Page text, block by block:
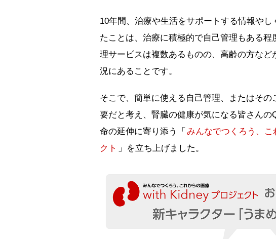
10年間、治療や生活をサポートする情報や
たことは、治療に積極的で自己管理もある
理サービスは複数あるものの、高齢の方な
況にあることです。
そこで、簡単に使える自己管理、またはそ
要だと考え、腎臓の健康が気になる皆さん
命の延伸に寄り添う「 みんなでつくろう、こ
クト
」を立ち上げました。